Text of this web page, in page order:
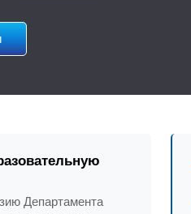
Департамента